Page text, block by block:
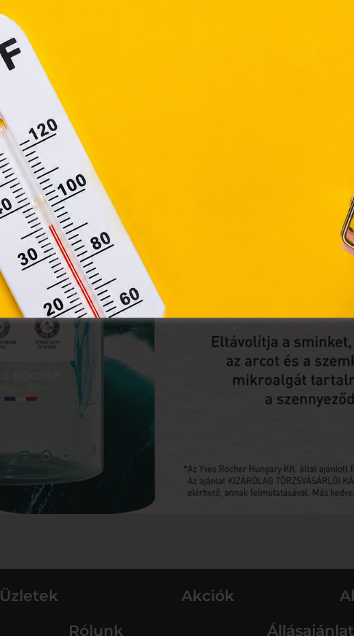
Üzletek Akciók
Rólunk
weblapoknak, melyek az Európai Unió országain belül működnek, a
használatához, és ezeknek a felhasználó számítógépén vagy
eszközén történő tárolásához a felhasználók hozzájárulását kell